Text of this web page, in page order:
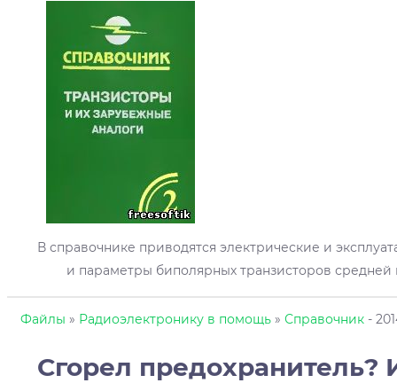
В справочнике приводятся электрические и
и параметры биполярных транзисторов
Файлы » Радиоэлектронику в помощь » Справочник -
Сгорел предохранитель?